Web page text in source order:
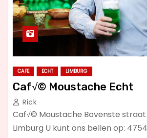
CAFE ECHT LIMBURG
Caf√© Moustache Echt
Rick
Caf√© Moustache Bovenste straat
Limburg U kunt ons bellen op: